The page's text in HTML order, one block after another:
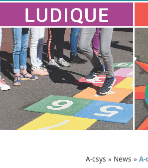
A-csys » News »